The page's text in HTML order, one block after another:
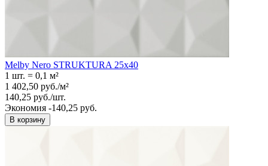
Melby Nero STRUKTURA 25x40
1 шт. = 0,1 м²
1 402,50 руб./м²
140,25 руб./шт.
Экономия -140,25 руб.
В корзину